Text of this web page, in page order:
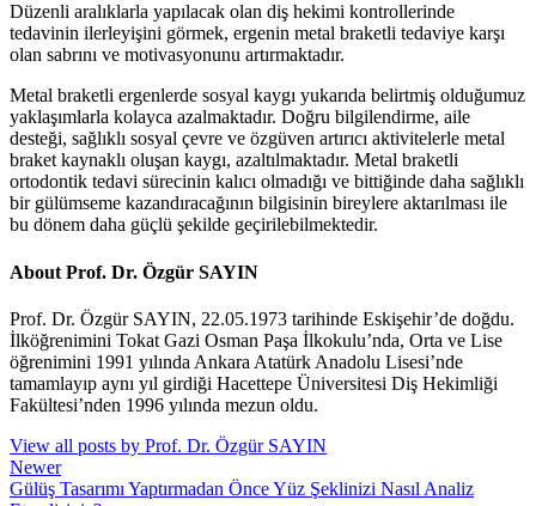
Düzenli aralıklarla yapılacak olan diş hekimi kontrollerinde
tedavinin ilerleyişini görmek, ergenin metal braketli tedaviye karşı
olan sabrını ve motivasyonunu artırmaktadır.
Metal braketli ergenlerde sosyal kaygı yukarıda belirtmiş olduğumuz
yaklaşımlarla kolayca azalmaktadır. Doğru bilgilendirme, aile
desteği, sağlıklı sosyal çevre ve özgüven artırıcı aktivitelerle metal
braket kaynaklı oluşan kaygı, azaltılmaktadır. Metal braketli
ortodontik tedavi sürecinin kalıcı olmadığı ve bittiğinde daha sağlıklı
bir gülümseme kazandıracağının bilgisinin bireylere aktarılması ile
bu dönem daha güçlü şekilde geçirilebilmektedir.
About Prof. Dr. Özgür SAYIN
Prof. Dr. Özgür SAYIN, 22.05.1973 tarihinde Eskişehir’de doğdu.
İlköğrenimini Tokat Gazi Osman Paşa İlkokulu’nda, Orta ve Lise
öğrenimini 1991 yılında Ankara Atatürk Anadolu Lisesi’nde
tamamlayıp aynı yıl girdiği Hacettepe Üniversitesi Diş Hekimliği
Fakültesi’nden 1996 yılında mezun oldu.
View all posts by Prof. Dr. Özgür SAYIN
Newer
Gülüş Tasarımı Yaptırmadan Önce Yüz Şeklinizi Nasıl Analiz